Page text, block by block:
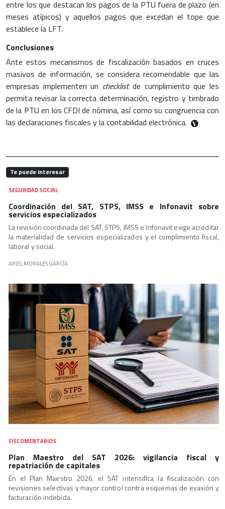
entre los que destacan los pagos de la PTU fuera de plazo (en
meses atípicos) y aquellos pagos que excedan el tope que
establece la LFT.
Conclusiones
Ante estos mecanismos de fiscalización basados en cruces
masivos de información, se considera recomendable que las
empresas implementen un checklistde cumplimiento que les
permita revisar la correcta determinación, registro y timbrado
de la PTU en los CFDI de nómina, así como su congruencia con
las declaraciones fiscales y la contabilidad electrónica.
Te puede interesar
SEGURIDAD SOCIAL
Coordinación del SAT, STPS, IMSS e Infonavit sobre
servicios especializados
La revisión coordinada del SAT, STPS, IMSS e Infonavit exige acreditar
la materialidad de servicios especializados y el cumplimiento fiscal,
laboral y social.
ARIEL MORALES GARCÍA
FISCOMENTARIOS
Plan Maestro del SAT 2026: vigilancia fiscal y
repatriación de capitales
En el Plan Maestro 2026, el SAT intensifica la fiscalización con
revisiones selectivas y mayor control contra esquemas de evasión y
facturación indebida.